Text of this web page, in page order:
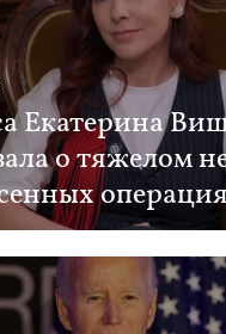
Екатерина
о тяжелом